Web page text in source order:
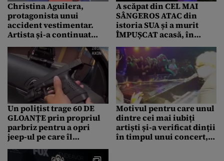
Christina Aguilera,
protagonista unui
accident vestimentar.
Artista și-a continuat
i-a jucat feste – FOTO
A scăpat din CEL MAI
SÂNGEROS ATAC din
istoria SUA și a murit
ÎMPUȘCAT acasă, în
Un polițist trage 60 DE
GLOANȚE prin propriul
parbriz pentru a opri
jeep-ul pe care îl
Motivul pentru care unul
dintre cei mai iubiți
artiști și-a verificat dinții
în timpul unui concert,